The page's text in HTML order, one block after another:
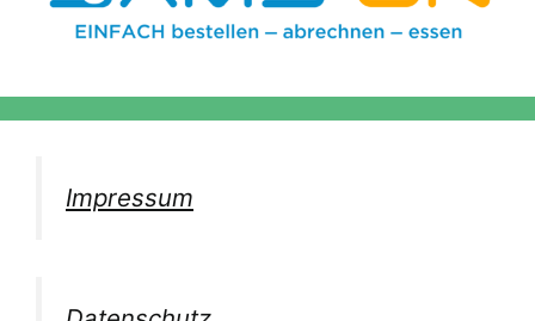
Impressum